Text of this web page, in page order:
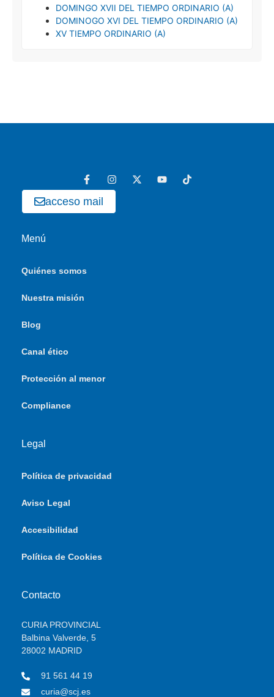
DOMINGO XVII DEL TIEMPO ORDINARIO (A)
DOMINOGO XVI DEL TIEMPO ORDINARIO (A)
XV TIEMPO ORDINARIO (A)
acceso mail
Menú
Quiénes somos
Nuestra misión
Blog
Canal ético
Protección al menor
Compliance
Legal
Política de privacidad
Aviso Legal
Accesibilidad
Política de Cookies
Contacto
CURIA PROVINCIAL
Balbina Valverde, 5
28002 MADRID
91 561 44 19
curia@scj.es